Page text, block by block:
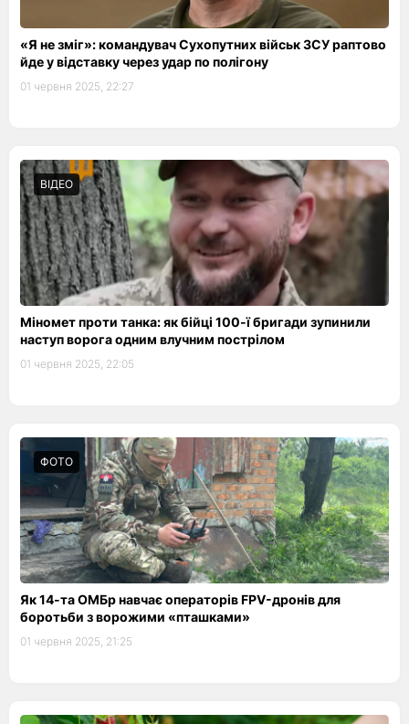
«Я не зміг»: командувач Сухопутних військ ЗСУ раптово
йде у відставку через удар по полігону
01 червня 2025, 22:27
ВІДЕО
Міномет проти танка: як бійці 100-ї бригади зупинили
наступ ворога одним влучним пострілом
01 червня 2025, 22:05
ФОТО
Як 14-та ОМБр навчає операторів FPV-дронів для
боротьби з ворожими «пташками»
01 червня 2025, 21:25